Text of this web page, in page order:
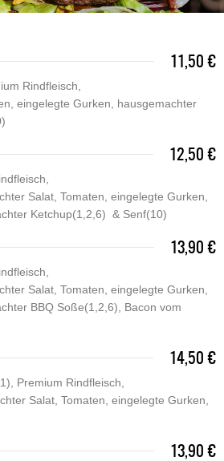
11,50 €
Rindfleisch,
eingelegte Gurken, hausgemachter
12,50 €
Salat, Tomaten, eingelegte Gurken,
Ketchup(1,2,6) & Senf(10)
13,90 €
Salat, Tomaten, eingelegte Gurken,
BBQ Soße(1,2,6), Bacon vom
14,50 €
Premium Rindfleisch,
Salat, Tomaten, eingelegte Gurken,
13,90 €